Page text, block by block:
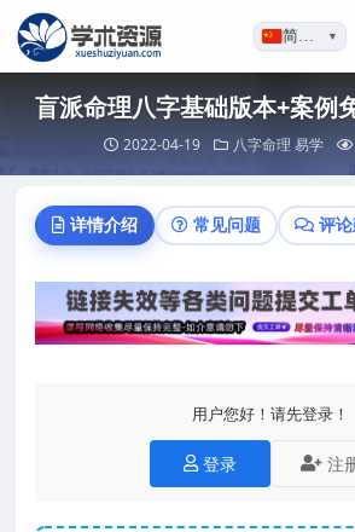
简体…▼
盲派命理八字基础版本+案例
2022-04-19 八字命理 易学
详情介绍 常见问题 评
用户您好！请先登录！
登录 注